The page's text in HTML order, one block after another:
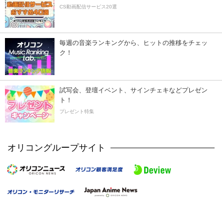
CS動画配信サービス20選
毎週の音楽ランキングから、ヒットの推移をチェッ
ク！
試写会、登壇イベント、サインチェキなどプレゼン
ト！
プレゼント特集
オリコングループサイト